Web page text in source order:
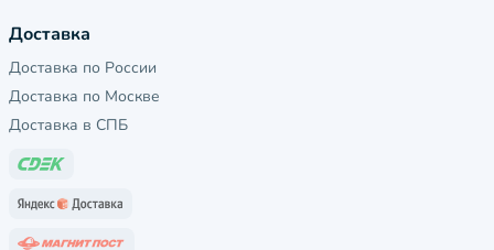
Доставка
Доставка по России
Доставка по Москве
Доставка в СПБ